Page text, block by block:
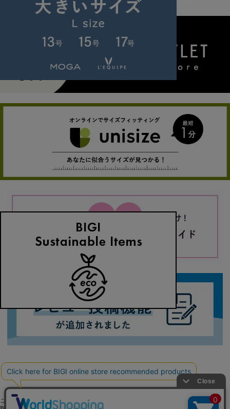
あなたへのおすすめアイテム
ご利用ガイド よくある質問 お問い合わせ 会社概要 個人情報保護方針
特定商